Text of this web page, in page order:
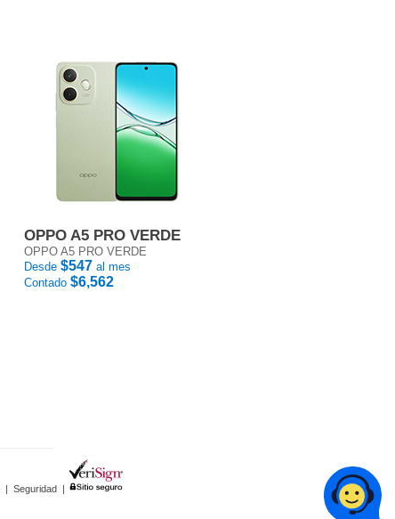
OPPO A5 PRO VERDE
OPPO A5 PRO VERDE
Desde $547 al mes
Contado $6,562
| Seguridad |